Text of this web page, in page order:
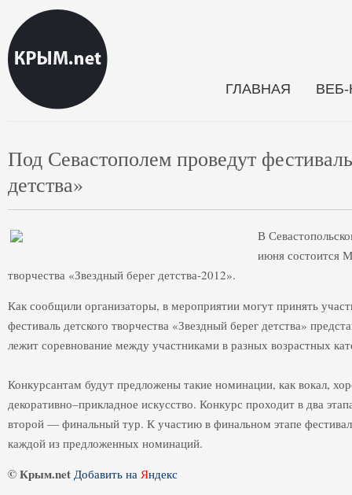
ГЛАВНАЯ
Под Севастополем проведут
детства»
В
июня состоится
творчества «Звездный берег детства-2012».
Как сообщили организаторы, в мероприятии могут принять
фестиваль детского творчества «Звездный берег детства»
лежит соревнование между участниками в разных возрастных
Конкурсантам будут предложены такие номинации, как вокал,
декоративно–прикладное искусство. Конкурс проходит в два
второй — финальный тур. К участию в финальном этапе
каждой из предложенных номинаций.
© Крым.net Добавить на Яндекс